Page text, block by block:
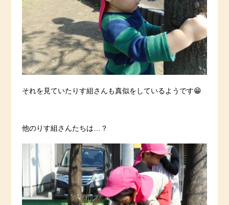
それを見ていたりす組さんも真似をしているようです😁
他のりす組さんたちは…？